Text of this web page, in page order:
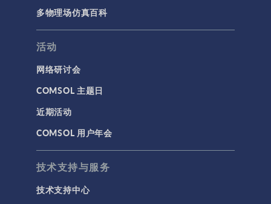
仿真 App
基于方程建模
安装与许可证管理
建模工具和定义
材料
物理场接口
用户界面
研究与求解器
多物理场仿真百科
活动
网络研讨会
COMSOL 主题日
近期活动
COMSOL 用户年会
技术支持与服务
技术支持中心